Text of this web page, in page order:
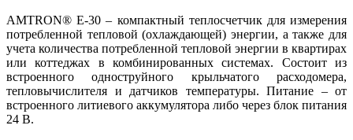
AMTRON® E‑30 – компактный теплосчетчик для измерения
потребленной тепловой (охлаждающей) энергии, а также для
учета количества потребленной тепловой энергии в квартирах
или коттеджах в комбинированных системах. Состоит из
встроенного одноструйного крыльчатого расходомера,
тепловычислителя и датчиков температуры. Питание – от
встроенного литиевого аккумулятора либо через блок питания
24 В.